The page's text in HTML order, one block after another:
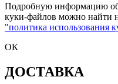
Подробную информацию
куки-файлов можно найти
"политика использования
ОК
ДОСТАВКА